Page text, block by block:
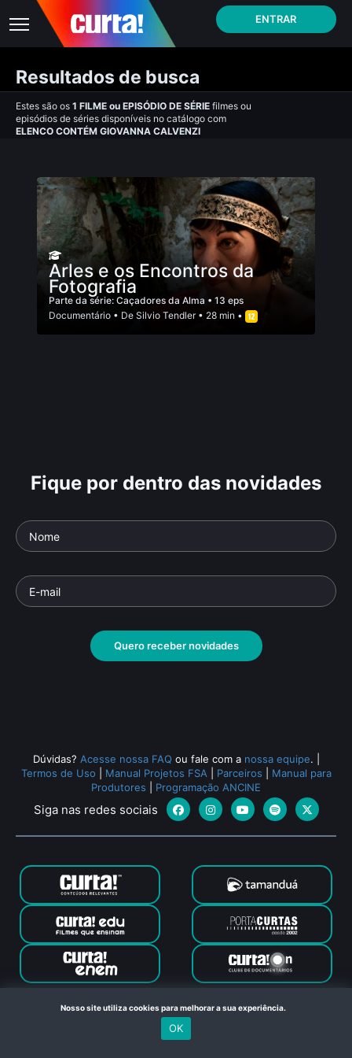
ENTRAR
Resultados de busca
Estes são os 1 FILME ou EPISÓDIO DE SÉRIE filmes ou
episódios de séries disponíveis no catálogo com
ELENCO CONTÉM GIOVANNA CALVENZI
Arles e os Encontros da
Fotografia
Parte da série: Caçadores da Alma • 13 eps
Documentário • De Silvio Tendler• 28 min •
Fique por dentro das novidades
Quero receber novidades
Dúvidas? Acesse nossa FAQ ou fale com a nossa equipe.
Termos de Uso
Manual Projetos FSA Parceiros
Manual para
Produtores
Programação ANCINE
Siga nas redes sociais
Canal Curta © 2024. Todos os direitos reservados. Feito com
no Rio de Janeiro
Nosso site utiliza cookies para melhorar a sua experiência.
OK